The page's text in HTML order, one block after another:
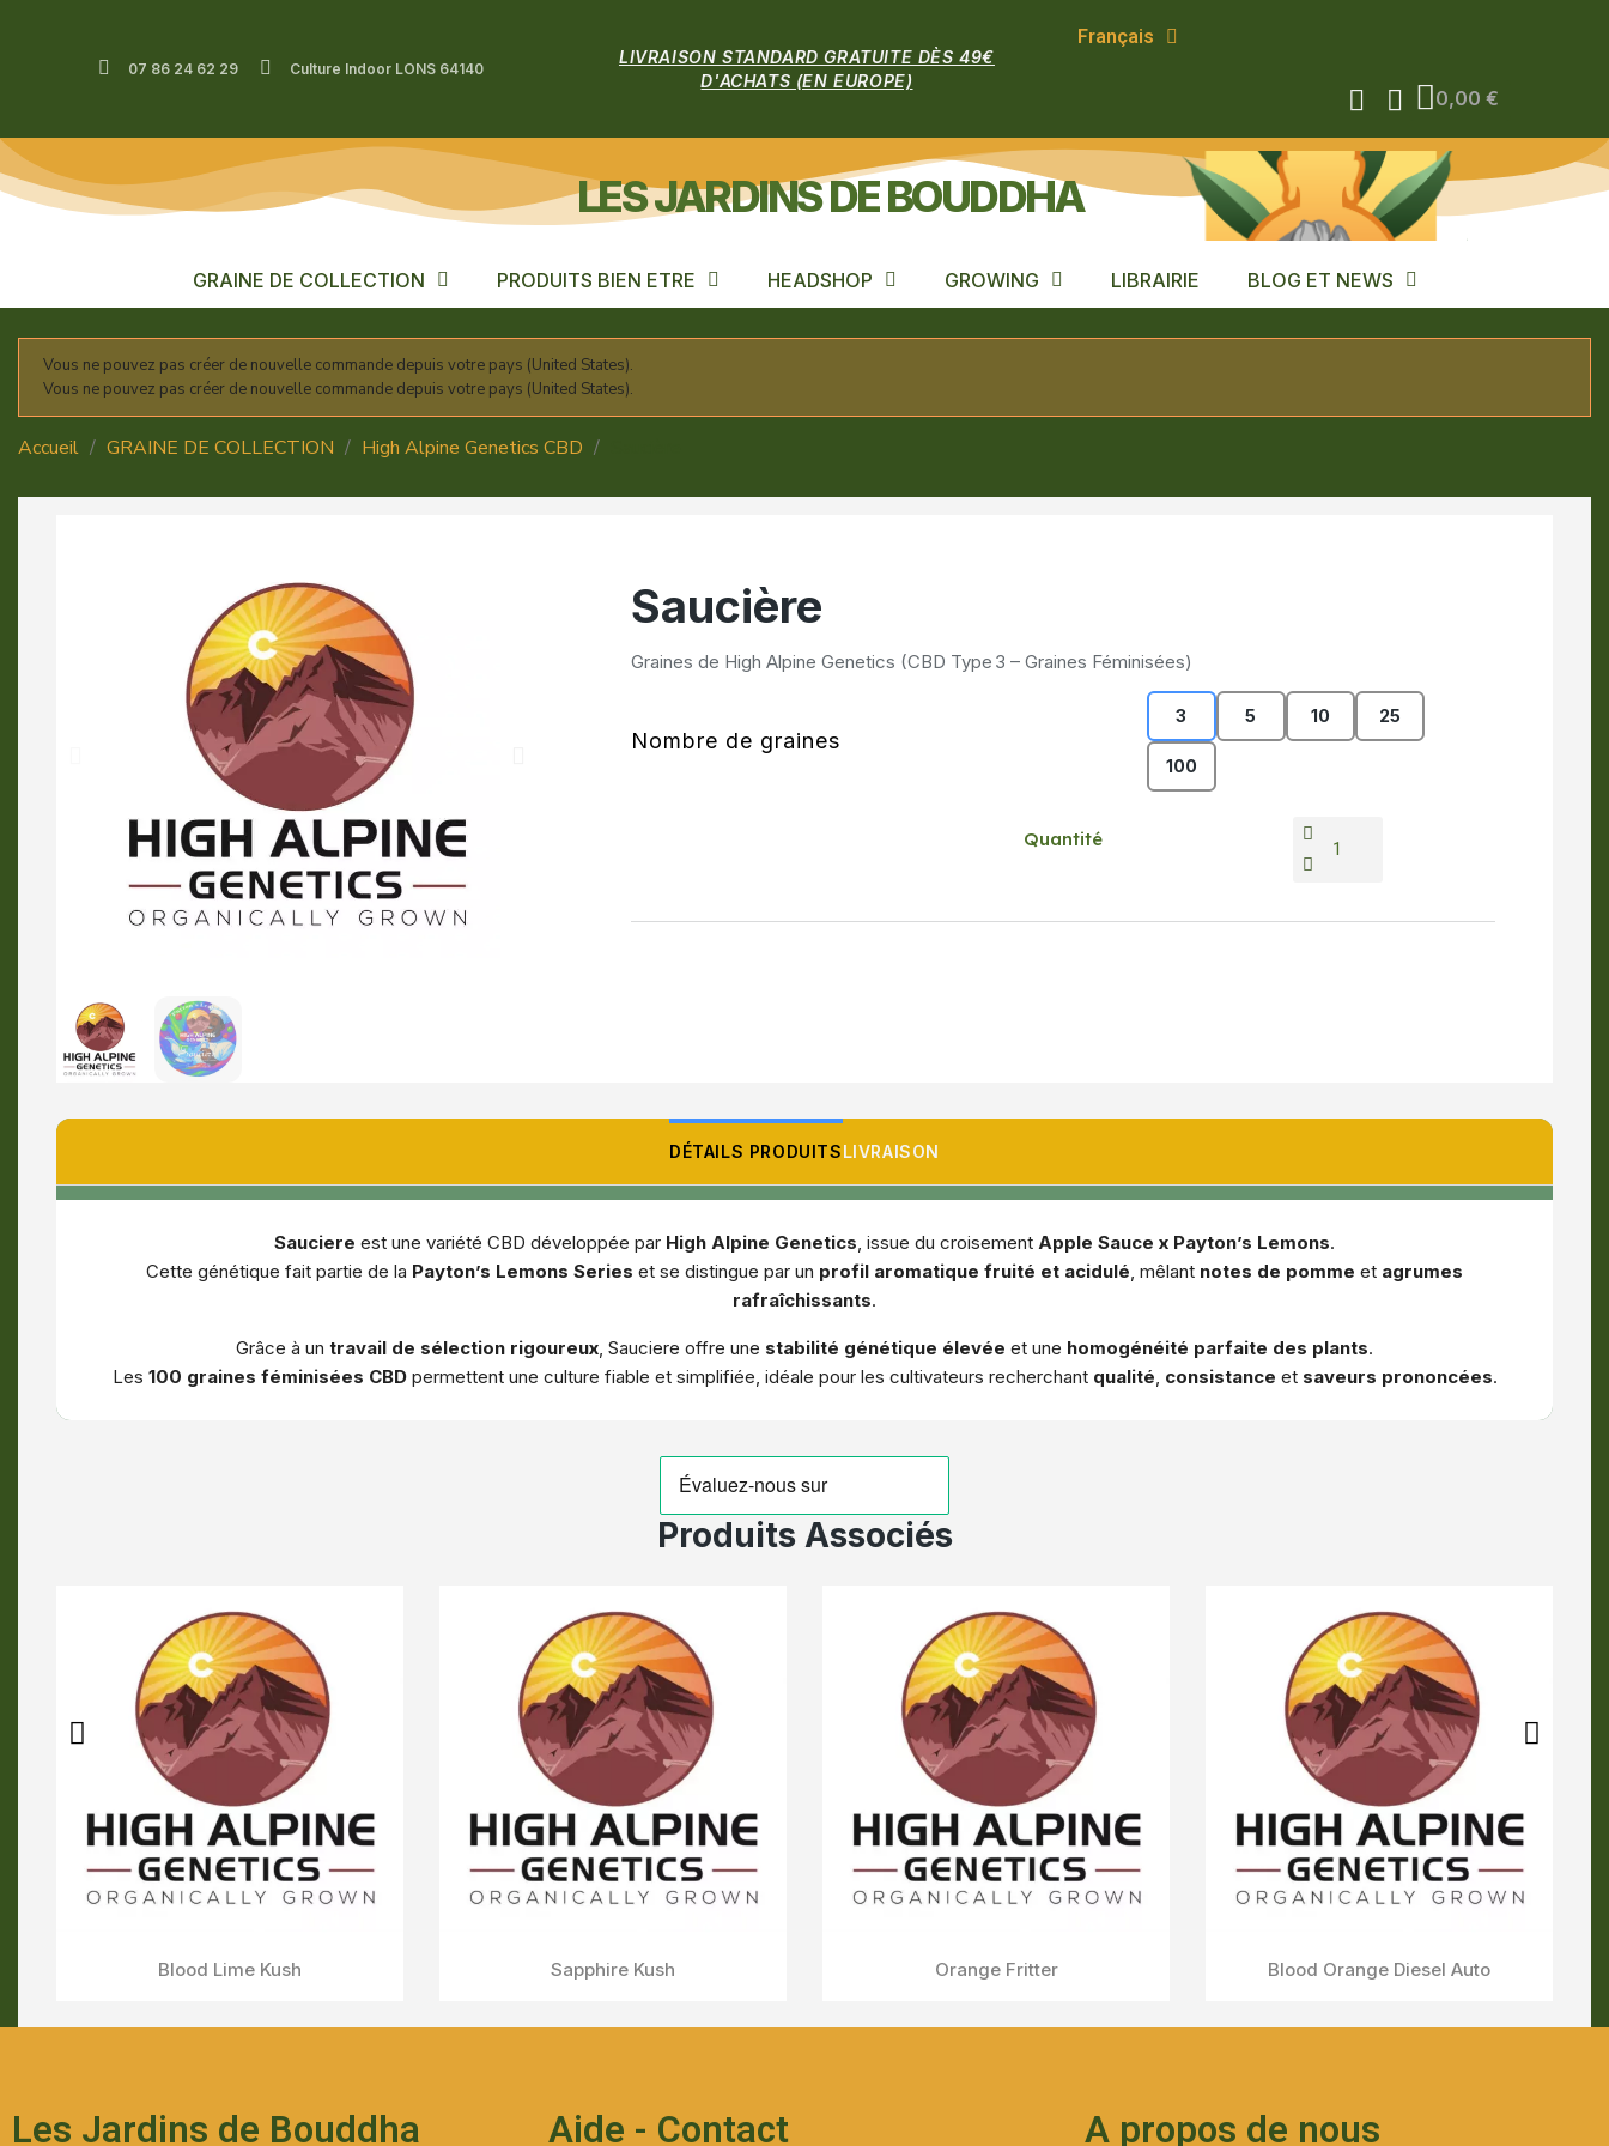
07 86 24 62 29 Culture Indoor LONS 64140
LIVRAISON STANDARD GRATUITE DÈS 49€
D'ACHATS (EN EUROPE)
Français
0,00 €
LES JARDINS DE BOUDDHA
GRAINE DE COLLECTION PRODUITS BIEN ETRE HEADSHOP GROWING LIBRAIRIE BLOG ET NEWS
Vous ne pouvez pas créer de nouvelle commande depuis votre pays (United States).
Vous ne pouvez pas créer de nouvelle commande depuis votre pays (United States).
Accueil GRAINE DE COLLECTION High Alpine Genetics CBD
Saucière
Graines de High Alpine Genetics (CBD Type 3 – Graines Féminisées)
Nombre de graines
3 5 10 25
100
Quantité
DÉTAILS PRODUITSLIVRAISON
Sauciere est une variété CBD développée par High Alpine Genetics, issue du croisement Apple Sauce x Payton’s Lemons.
Cette génétique fait partie de la Payton’s Lemons Series et se distingue par un profil aromatique fruité et acidulé, mêlant notes de pomme et agrumes
rafraîchissants.
Grâce à un travail de sélection rigoureux, Sauciere offre une stabilité génétique élevée et une homogénéité parfaite des plants.
Les 100 graines féminisées CBDpermettent une culture fiable et simplifiée, idéale pour les cultivateurs recherchant qualité, consistance et saveurs prononcées.
Produits Associés
Aperçu Rapide
Payton's Strawberries Aperçu Rapide
Yak Pudding
Les Jardins de Bouddha Aide - Contact A propos de nous